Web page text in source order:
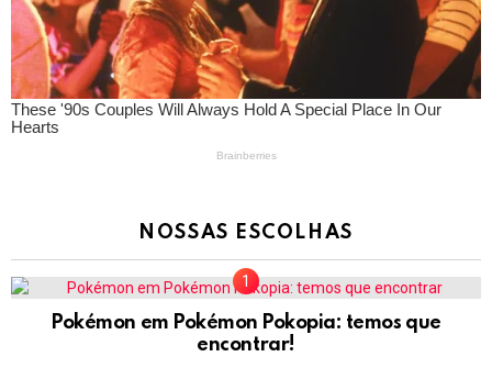
NOSSAS ESCOLHAS
Pokémon em Pokémon Pokopia: temos que
encontrar!